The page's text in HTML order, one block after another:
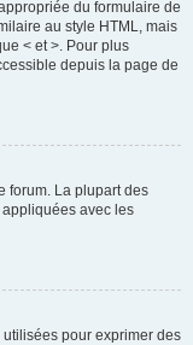
du formulaire de
au style HTML, mais
< et >. Pour plus
depuis la page de
forum. La plupart des
avec les
pour exprimer des